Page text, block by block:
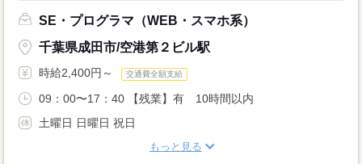
SE・プログラマ（WEB・スマホ系）
千葉県成田市/空港第２ビル駅
時給2,400円～ 交通費全額支給
09：00〜17：40 【残業】有 10時間以内
土曜日 日曜日 祝日
もっと見る